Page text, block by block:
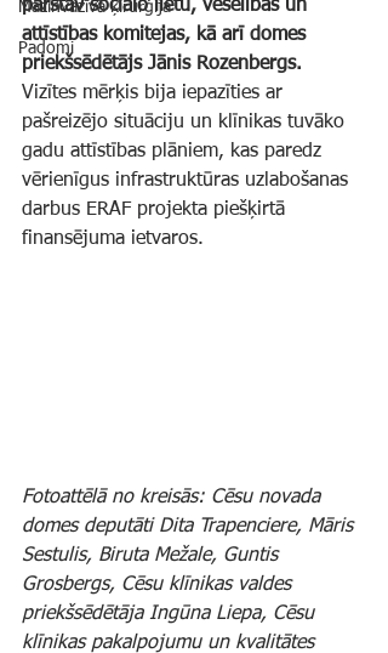
Mazinvazīvā ķirurģija
Padomi
pārstāv sociālo lietu, veselības un
attīstības komitejas, kā arī domes
priekšsēdētājs Jānis Rozenbergs.
Vizītes mērķis bija iepazīties ar
pašreizējo situāciju un klīnikas tuvāko
gadu attīstības plāniem, kas paredz
vērienīgus infrastruktūras uzlabošanas
darbus ERAF projekta piešķirtā
finansējuma ietvaros.
Fotoattēlā no kreisās: Cēsu novada
domes deputāti Dita Trapenciere, Māris
Sestulis, Biruta Mežale, Guntis
Grosbergs, Cēsu klīnikas valdes
priekšsēdētāja Ingūna Liepa, Cēsu
klīnikas pakalpojumu un kvalitātes